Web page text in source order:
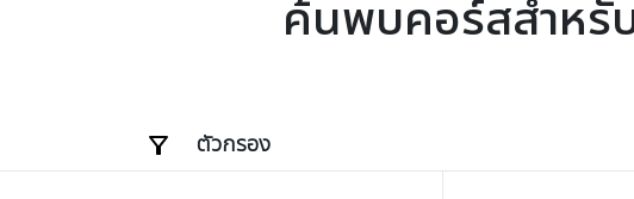
ค้นพบคอร์สสำห
ตัวกรอง